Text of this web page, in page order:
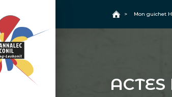
Accueil
> Mon guichet